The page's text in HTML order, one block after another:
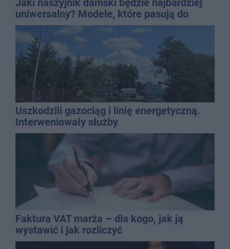
uniwersalny? Modele, które pasują do
wielu stylizacji
Uszkodzili gazociąg i linię energetyczną.
Interweniowały służby
Faktura VAT marża – dla kogo, jak ją
wystawić i jak rozliczyć